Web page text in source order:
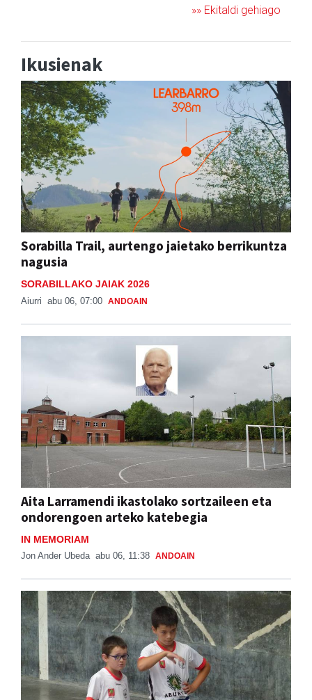
»» Ekitaldi gehiago
Ikusienak
Sorabilla Trail, aurtengo jaietako berrikuntza
nagusia
SORABILLAKO JAIAK 2026
Aiurri abu 06, 07:00 ANDOAIN
Aita Larramendi ikastolako sortzaileen eta
ondorengoen arteko katebegia
IN MEMORIAM
Jon Ander Ubeda abu 06, 11:38 ANDOAIN